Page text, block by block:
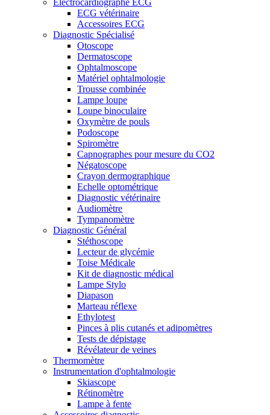
Electrocardiographe ECG
ECG vétérinaire
Accessoires ECG
Diagnostic Spécialisé
Otoscope
Dermatoscope
Ophtalmoscope
Matériel ophtalmologie
Trousse combinée
Lampe loupe
Loupe binoculaire
Oxymètre de pouls
Podoscope
Spiromètre
Capnographes pour mesure du CO2
Négatoscope
Crayon dermographique
Echelle optométrique
Diagnostic vétérinaire
Audiomètre
Tympanomètre
Diagnostic Général
Stéthoscope
Lecteur de glycémie
Toise Médicale
Kit de diagnostic médical
Lampe Stylo
Diapason
Marteau réflexe
Ethylotest
Pinces à plis cutanés et adipomètres
Tests de dépistage
Révélateur de veines
Thermomètre
Instrumentation d'ophtalmologie
Skiascope
Rétinomètre
Lampe à fente